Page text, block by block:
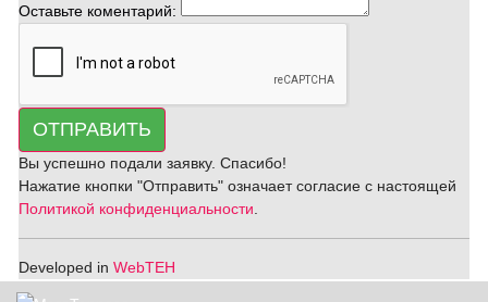
Оставьте коментарий:
ОТПРАВИТЬ
Вы успешно подали заявку. Спасибо!
Нажатие кнопки "Отправить" означает согласие с настоящей
Политикой конфиденциальности
Developed in WebTEH